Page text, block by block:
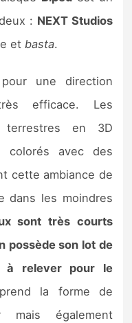
: NEXT Studios
etbasta.
une direction
efficace. Les
terrestres en 3D
colorés avec des
cette ambiance de
dans les moindres
sont très courts
possède son lot de
à relever pour le
la forme de
mais également